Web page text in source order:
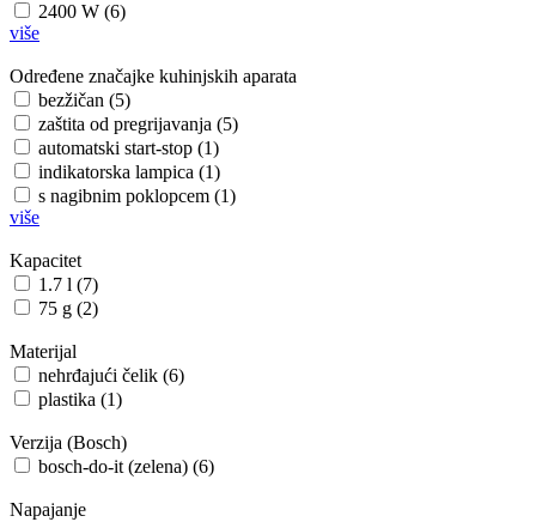
2400 W (6)
više
Određene značajke kuhinjskih aparata
bezžičan (5)
zaštita od pregrijavanja (5)
automatski start-stop (1)
indikatorska lampica (1)
s nagibnim poklopcem (1)
više
Kapacitet
1.7 l (7)
75 g (2)
Materijal
nehrđajući čelik (6)
plastika (1)
Verzija (Bosch)
bosch-do-it (zelena) (6)
Napajanje